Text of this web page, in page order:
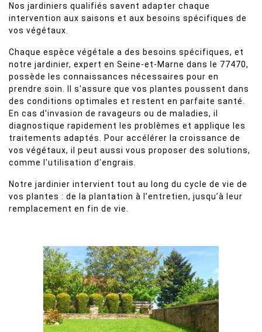
Nos jardiniers qualifiés savent adapter chaque
intervention aux saisons et aux besoins spécifiques de
vos végétaux.
Chaque espèce végétale a des besoins spécifiques, et
notre jardinier, expert en Seine-et-Marne dans le 77470,
possède les connaissances nécessaires pour en
prendre soin. Il s'assure que vos plantes poussent dans
des conditions optimales et restent en parfaite santé.
En cas d'invasion de ravageurs ou de maladies, il
diagnostique rapidement les problèmes et applique les
traitements adaptés. Pour accélérer la croissance de
vos végétaux, il peut aussi vous proposer des solutions,
comme l'utilisation d'engrais.
Notre jardinier intervient tout au long du cycle de vie de
vos plantes : de la plantation à l’entretien, jusqu’à leur
remplacement en fin de vie.